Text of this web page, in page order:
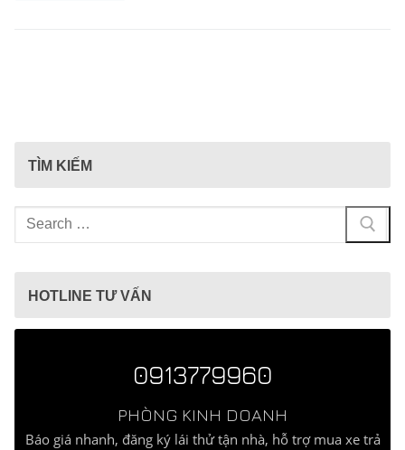
TÌM KIẾM
Tìm
kiếm
HOTLINE TƯ VẤN
0913779960
PHÒNG KINH DOANH
Báo giá nhanh, đăng ký lái thử tận nhà, hỗ trợ mua xe trả